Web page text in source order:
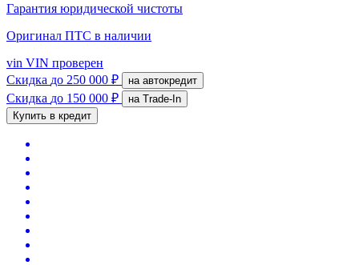
Гарантия юридической чистоты
Оригинал ПТС в наличии
vin VIN проверен
Скидка до 250 000 ₽ на автокредит
Скидка до 150 000 ₽
на Trade-In
Купить в кредит